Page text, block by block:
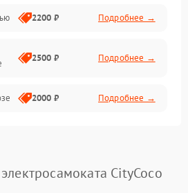
2200 ₽ Подробнее →
2500 ₽ Подробнее →
2000 ₽ Подробнее →
CityCoco